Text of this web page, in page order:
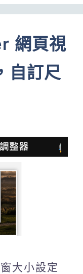
網頁視
自訂尺
大小設定